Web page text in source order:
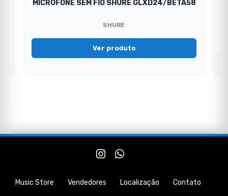
MICROFONE SEM FIO SHURE GLXD24/BETA58
SHURE
Ver produto
Music Store Vendedores Localização Contato